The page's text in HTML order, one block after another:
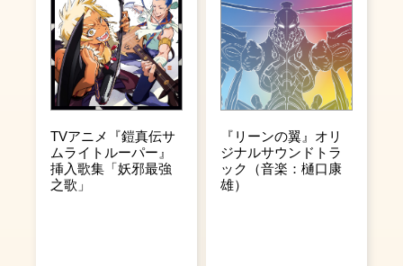
TVアニメ『鎧真伝サ
ムライトルーパー』
挿入歌集「妖邪最強
之歌」
『リーンの翼』オリ
ジナルサウンドトラ
ック（音楽：樋口康
雄）